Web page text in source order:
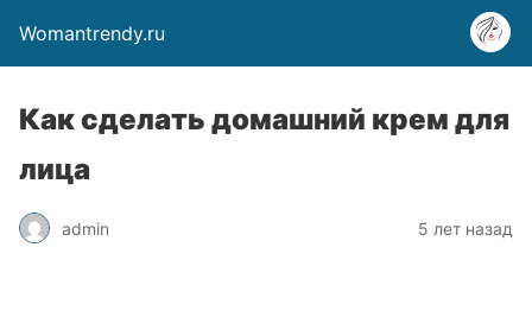
Womantrendy.ru
Как сделать домашний крем для
лица
admin 5 лет назад